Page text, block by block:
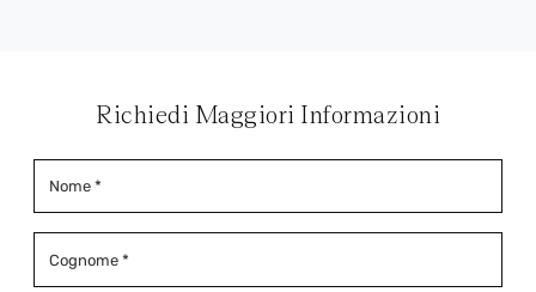
Richiedi Maggiori Informazioni